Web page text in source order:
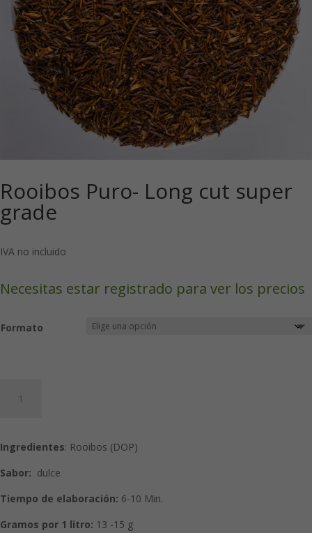
Rooibos Puro- Long cut super
grade
IVA no incluido
Necesitas estar registrado para ver los precios
Formato
Puro-
super
grade
Ingredientes: Rooibos (DOP)
Sabor: dulce
Tiempo de elaboración: 6-10 Min.
Gramos por 1 litro: 13 -15 g